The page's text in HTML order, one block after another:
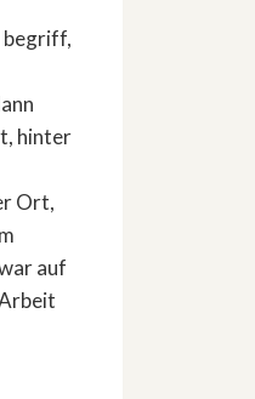
begriff,
hinter
Ort,
auf